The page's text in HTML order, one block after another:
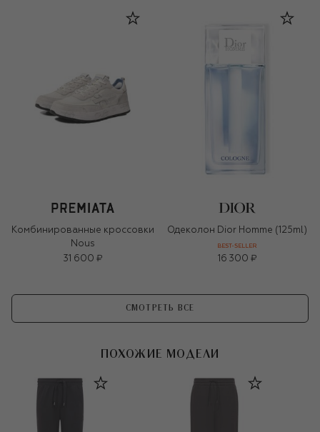
Комбинированные кроссовки
Nous
31 600 ₽
Одеколон Dior Homme (125ml)
BEST-SELLER
16 300 ₽
СМОТРЕТЬ ВСЕ
ПОХОЖИЕ МОДЕЛИ